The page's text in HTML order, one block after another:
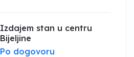
Izdajem stan u centru
Bijeljine
Po dogovoru